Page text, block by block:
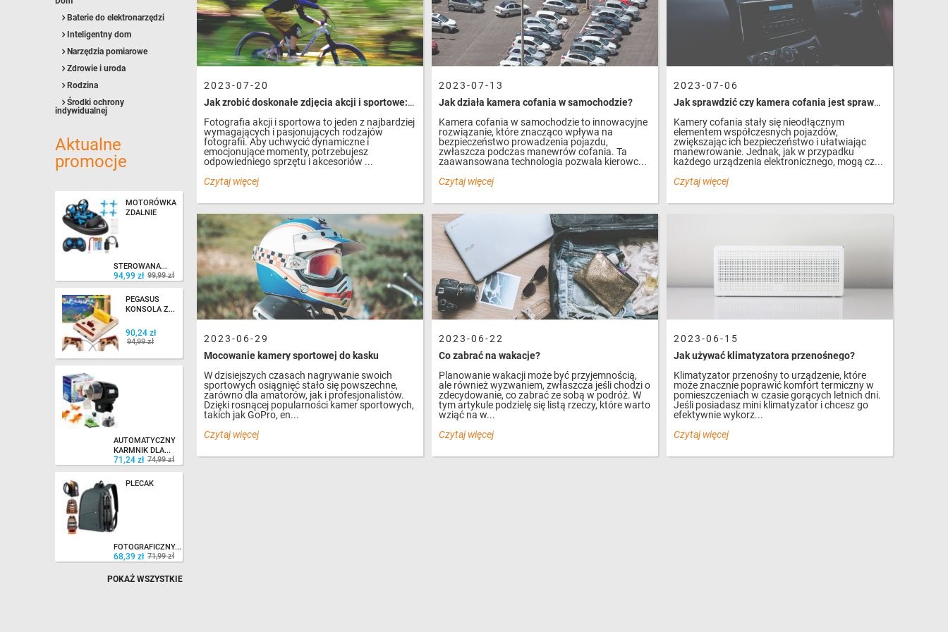
Baterie do elektronarzędzi
Inteligentny dom
Narzędzia pomiarowe
Zdrowie i uroda
Rodzina
Środki ochrony
indywidualnej
Aktualne
promocje
MOTORÓWKA
ZDALNIE
STEROWANA...
94,99 zł 99,99 zł
94,99 zł
PEGASUS
KONSOLA Z...
90,24 zł
94,99 zł
90,24 zł 94,99 zł
AUTOMATYCZNY
KARMNIK DLA...
71,24 zł 74,99 zł
PLECAK
FOTOGRAFICZNY...
68,39 zł 71,99 zł
68,39 zł
POKAŻ WSZYSTKIE
2023-07-20
Jak zrobić doskonałe zdjęcia akcji i sportowe: 5 kluczowych akcesoriów, które Ci w tym pomogą
Fotografia akcji i sportowa to jeden z najbardziej
wymagających i pasjonujących rodzajów
fotografii. Aby uchwycić dynamiczne i
emocjonujące momenty, potrzebujesz
odpowiedniego sprzętu i akcesoriów ...
Czytaj więcej
2023-07-13
Jak działa kamera cofania w samochodzie?
Kamera cofania w samochodzie to innowacyjne
rozwiązanie, które znacząco wpływa na
bezpieczeństwo prowadzenia pojazdu,
zwłaszcza podczas manewrów cofania. Ta
zaawansowana technologia pozwala kierowc...
Czytaj więcej
2023-07-06
Jak sprawdzić czy kamera cofania jest sprawna?
Kamery cofania stały się nieodłącznym
elementem współczesnych pojazdów,
zwiększając ich bezpieczeństwo i ułatwiając
manewrowanie. Jednak, jak w przypadku
każdego urządzenia elektronicznego, mogą cz...
Czytaj więcej
2023-06-29
Mocowanie kamery sportowej do kasku
W dzisiejszych czasach nagrywanie swoich
sportowych osiągnięć stało się powszechne,
zarówno dla amatorów, jak i profesjonalistów.
Dzięki rosnącej popularności kamer sportowych,
takich jak GoPro, en...
Czytaj więcej
2023-06-22
Co zabrać na wakacje?
Planowanie wakacji może być przyjemnością,
ale również wyzwaniem, zwłaszcza jeśli chodzi o
zdecydowanie, co zabrać ze sobą w podróż. W
tym artykule podzielę się listą rzeczy, które warto
wziąć na w...
Czytaj więcej
2023-06-15
Jak używać klimatyzatora przenośnego?
Klimatyzator przenośny to urządzenie, które
może znacznie poprawić komfort termiczny w
pomieszczeniach w czasie gorących letnich dni.
Jeśli posiadasz mini klimatyzator i chcesz go
efektywnie wykorz...
Czytaj więcej